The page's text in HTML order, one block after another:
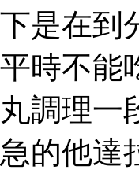
下是在到
平時不能
丸調理一
急的他達